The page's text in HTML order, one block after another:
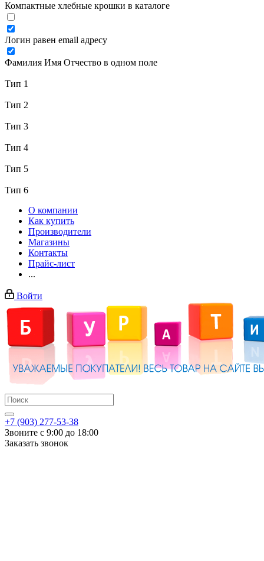
Компактные хлебные крошки в каталоге
Логин равен email адресу
Фамилия Имя Отчество в одном поле
Тип 1
Тип 2
Тип 3
Тип 4
Тип 5
Тип 6
О компании
Как купить
Производители
Магазины
Контакты
Прайс-лист
...
Войти
+7 (903) 277-53-38
Звоните с 9:00 до 18:00
Заказать звонок